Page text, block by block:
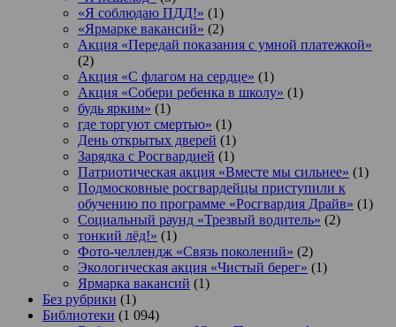
«Я соблюдаю ПДД!» (1)
«Ярмарке вакансий» (2)
Акция «Передай показания с умной платежкой»
(2)
Акция «С флагом на сердце» (1)
Акция «Собери ребенка в школу» (1)
будь ярким» (1)
где торгуют смертью» (1)
День открытых дверей (1)
Зарядка с Росгвардией (1)
Патриотическая акция «Вместе мы сильнее» (1)
Подмосковные росгвардейцы приступили к
обучению по программе «Росгвардия Драйв» (1)
Социальный раунд «Трезвый водитель» (2)
тонкий лёд!» (1)
Фото-челлендж «Связь поколений» (2)
Экологическая акция «Чистый берег» (1)
Ярмарка вакансий (1)
Без рубрики (1)
Библиотеки (1 094)